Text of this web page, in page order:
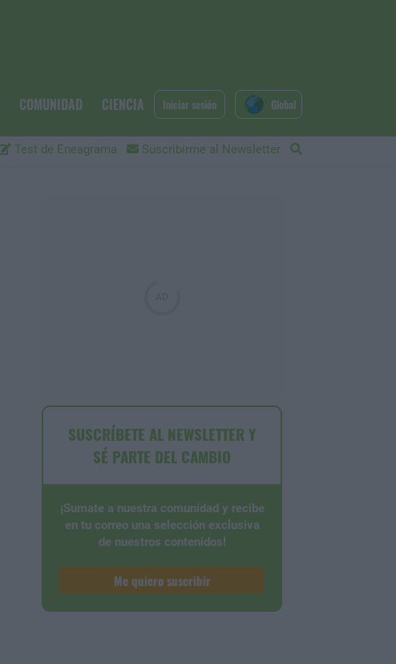
COMUNIDAD CIENCIA
Test de Eneagrama Suscribirme al Newsletter
Iniciar sesión Global
SUSCRÍBETE AL NEWSLETTER Y
SÉ PARTE DEL CAMBIO
¡Sumate a nuestra comunidad y recibe
en tu correo una selección exclusiva
de nuestros contenidos!
Me quiero suscribir